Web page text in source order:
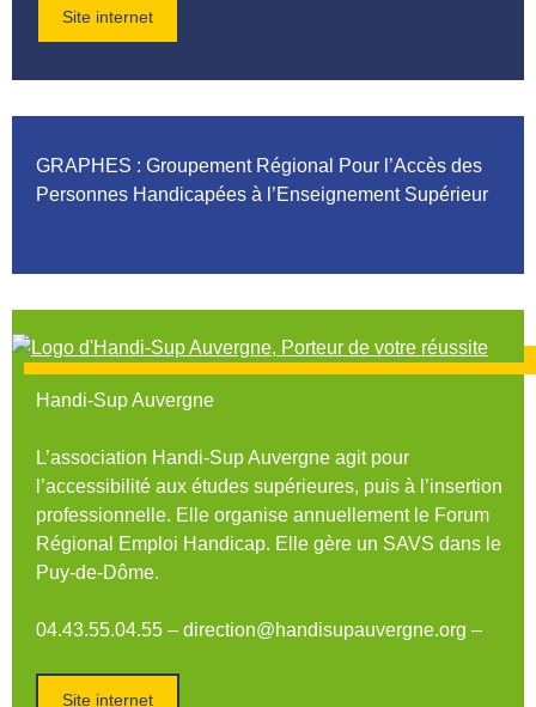
Site internet
GRAPHES : Groupement Régional Pour l’Accès des
Personnes Handicapées à l’Enseignement Supérieur
Handi-Sup Auvergne
L’association Handi-Sup Auvergne agit pour
l’accessibilité aux études supérieures, puis à l’insertion
professionnelle. Elle organise annuellement le Forum
Régional Emploi Handicap. Elle gère un SAVS dans le
Puy-de-Dôme.
04.43.55.04.55 – direction@handisupauvergne.org –
Site internet